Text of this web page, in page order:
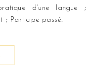
d’une langue ;
; Participe passé.